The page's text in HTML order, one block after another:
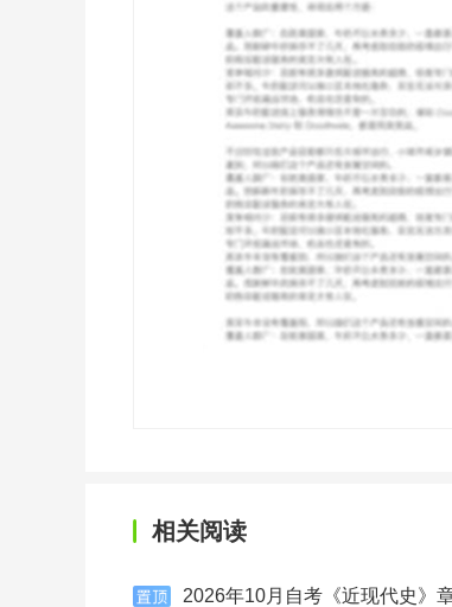
相关阅读
2026年10月自考《近现代史》